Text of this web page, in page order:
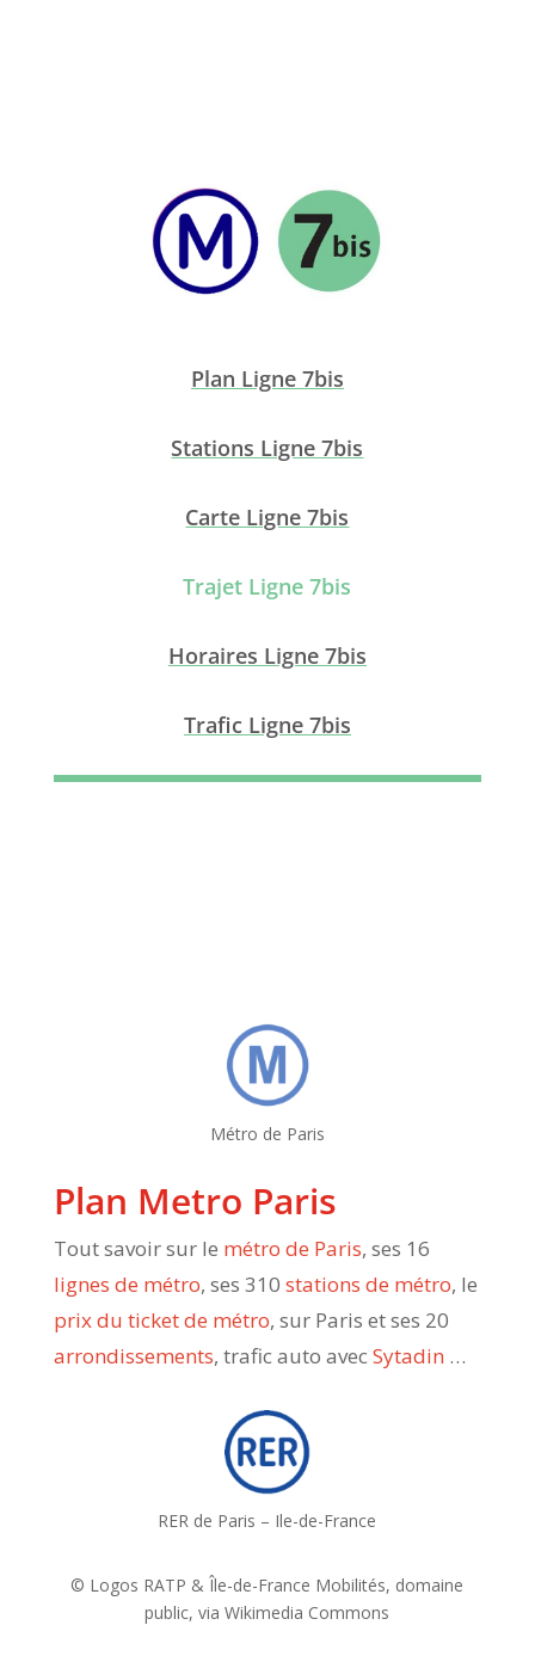
Plan Ligne 7bis
Stations Ligne 7bis
Carte Ligne 7bis
Trajet Ligne 7bis
Horaires Ligne 7bis
Trafic Ligne 7bis
Métro de Paris
Plan Metro Paris
Tout savoir sur le métro de Paris, ses 16
lignes de métro, ses 310 stations de métro, le
prix du ticket de métro, sur Paris et ses 20
arrondissements, trafic auto avec Sytadin …
RER de Paris – Ile-de-France
© Logos RATP & Île-de-France Mobilités, domaine
public, via Wikimedia Commons